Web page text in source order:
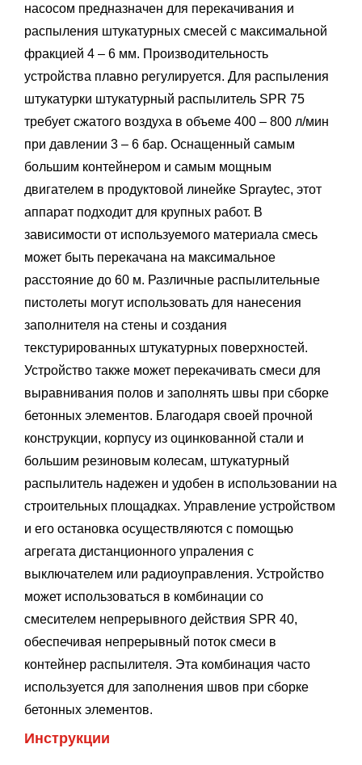
насосом предназначен для перекачивания и
распыления штукатурных смесей с максимальной
фракцией 4 – 6 мм. Производительность
устройства плавно регулируется. Для распыления
штукатурки штукатурный распылитель SPR 75
требует сжатого воздуха в объеме 400 – 800 л/мин
при давлении 3 – 6 бар. Оснащенный самым
большим контейнером и самым мощным
двигателем в продуктовой линейке Spraytec, этот
аппарат подходит для крупных работ. В
зависимости от используемого материала смесь
может быть перекачана на максимальное
расстояние до 60 м. Различные распылительные
пистолеты могут использовать для нанесения
заполнителя на стены и создания
текстурированных штукатурных поверхностей.
Устройство также может перекачивать смеси для
выравнивания полов и заполнять швы при сборке
бетонных элементов. Благодаря своей прочной
конструкции, корпусу из оцинкованной стали и
большим резиновым колесам, штукатурный
распылитель надежен и удобен в использовании на
строительных площадках. Управление устройством
и его остановка осуществляются с помощью
агрегата дистанционного упраления с
выключателем или радиоуправления. Устройство
может использоваться в комбинации со
смесителем непрерывного действия SPR 40,
обеспечивая непрерывный поток смеси в
контейнер распылителя. Эта комбинация часто
используется для заполнения швов при сборке
бетонных элементов.
Инструкции